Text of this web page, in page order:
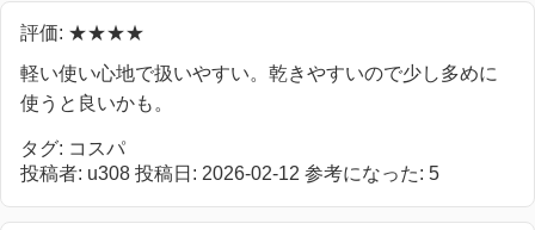
評価: ★★★★
軽い使い心地で扱いやすい。乾きやすいので少し多めに
使うと良いかも。
タグ: コスパ
投稿者: u308 投稿日: 2026-02-12 参考になった: 5